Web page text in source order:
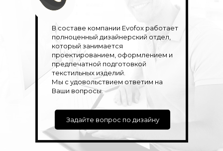
В составе компании Evofox работает
полноценный дизайнерский отдел,
который занимается
проектированием, оформлением и
предпечатной подготовкой
текстильных изделий.
Мы с удовольствием ответим на
Ваши вопросы.
Задайте вопрос по дизайну